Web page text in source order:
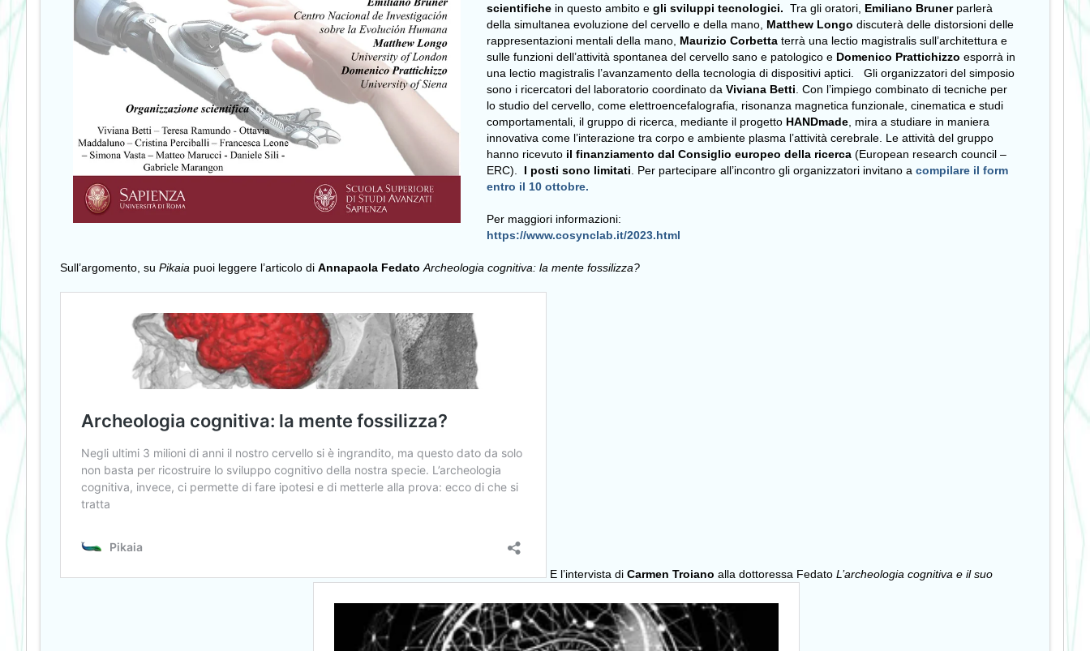
scientifiche in questo ambito e gli sviluppi tecnologici. Tra gli oratori, Emiliano Bruner parlerà
della simultanea evoluzione del cervello e della mano, Matthew Longo discuterà delle distorsioni delle
rappresentazioni mentali della mano, Maurizio Corbetta terrà una lectio magistralis sull’architettura e
sulle funzioni dell’attività spontanea del cervello sano e patologico e Domenico Prattichizzo esporrà in
una lectio magistralis l’avanzamento della tecnologia di dispositivi aptici. Gli organizzatori del simposio
sono i ricercatori del laboratorio coordinato daViviana Betti . Con l’impiego combinato di tecniche per
lo studio del cervello, come elettroencefalografia, risonanza magnetica funzionale, cinematica e studi
comportamentali, il gruppo di ricerca, mediante il progetto HANDmade , mira a studiare in maniera
innovativa come l’interazione tra corpo e ambiente plasma l’attività cerebrale. Le attività del gruppo
hanno ricevuto il finanziamento dal Consiglio europeo della ricerca (European research council –
ERC). I posti sono limitati . Per partecipare all’incontro gli organizzatori invitano acompilare il form
entro il 10 ottobre.
Per maggiori informazioni:
https://www.cosynclab.it/2023.html
Sull’argomento, su Pikaia puoi leggere l’articolo di Annapaola Fedato Archeologia cognitiva: la mente fossilizza?
E l’intervista di Carmen Troiano alla dottoressa Fedato L’archeologia cognitiva e il suo